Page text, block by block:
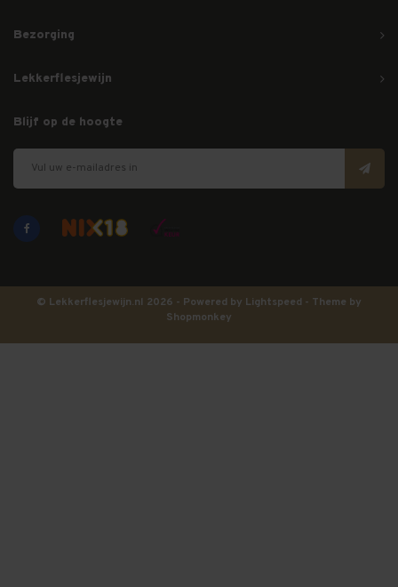
Bezorging
Lekkerflesjewijn
Blijf op de hoogte
© Lekkerflesjewijn.nl 2026 - Powered by Lightspeed - Theme by
Shopmonkey